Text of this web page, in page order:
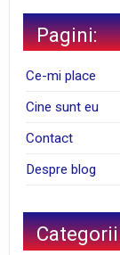
Pagini:
Ce-mi place
Cine sunt eu
Contact
Despre blog
Categorii